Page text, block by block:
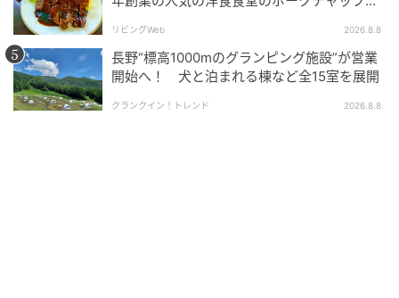
のさんぽ！」と即答。
「ハワイはパワースポットとしても有名だし、朝は海
や空気が澄んでいるから思いっきり深呼吸をしてほし
い。海水浴やシュノーケリングも午前中だと海が澄ん
リビングWeb 2026.8.8
長野“標高1000mのグランピング施設”が営業
開始へ！ 犬と泊まれる棟など全15室を展開
クランクイン！トレンド 2026.8.8